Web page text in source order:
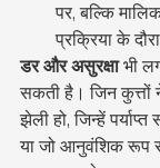
पर, बल्कि
प्रक्रिया के
डर और असुरक्षा भी
सकती है। जिन कुत्तों
झेली हो, जिन्हें पर्याप्त
या जो आनुवंशिक रूप